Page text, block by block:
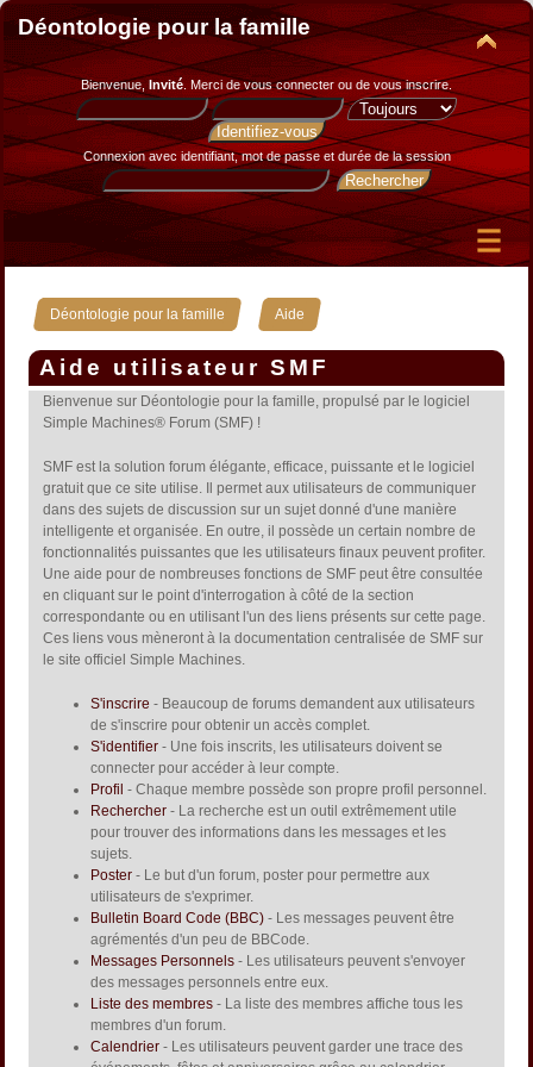
Déontologie pour la famille
Bienvenue, Invité. Merci devous connecter ou de vous inscrire.
Connexion avec identifiant, mot de passe et durée de la session
Déontologie pour la famille » Aide
Aide utilisateur SMF
Bienvenue sur Déontologie pour la famille, propulsé par le logiciel
Simple Machines® Forum (SMF) !
SMF est la solution forum élégante, efficace, puissante et le logiciel
gratuit que ce site utilise. Il permet aux utilisateurs de communiquer
dans des sujets de discussion sur un sujet donné d'une manière
intelligente et organisée. En outre, il possède un certain nombre de
fonctionnalités puissantes que les utilisateurs finaux peuvent profiter.
Une aide pour de nombreuses fonctions de SMF peut être consultée
en cliquant sur le point d'interrogation à côté de la section
correspondante ou en utilisant l'un des liens présents sur cette page.
Ces liens vous mèneront à la documentation centralisée de SMF sur
le site officiel Simple Machines.
S'inscrire - Beaucoup de forums demandent aux utilisateurs
de s'inscrire pour obtenir un accès complet.
S'identifier - Une fois inscrits, les utilisateurs doivent se
connecter pour accéder à leur compte.
Profil - Chaque membre possède son propre profil personnel.
Rechercher - La recherche est un outil extrêmement utile
pour trouver des informations dans les messages et les
sujets.
Poster - Le but d'un forum, poster pour permettre aux
utilisateurs de s'exprimer.
Bulletin Board Code (BBC) - Les messages peuvent être
agrémentés d'un peu de BBCode.
Messages Personnels - Les utilisateurs peuvent s'envoyer
des messages personnels entre eux.
Liste des membres - La liste des membres affiche tous les
membres d'un forum.
Calendrier - Les utilisateurs peuvent garder une trace des